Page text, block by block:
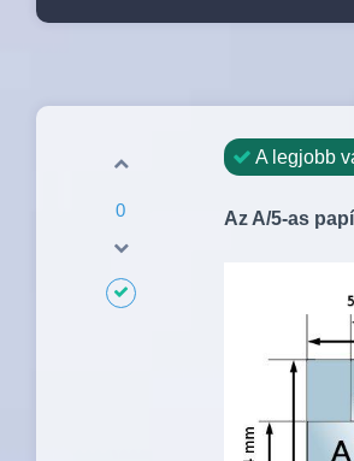
0
A legjobb
Az A/5-as